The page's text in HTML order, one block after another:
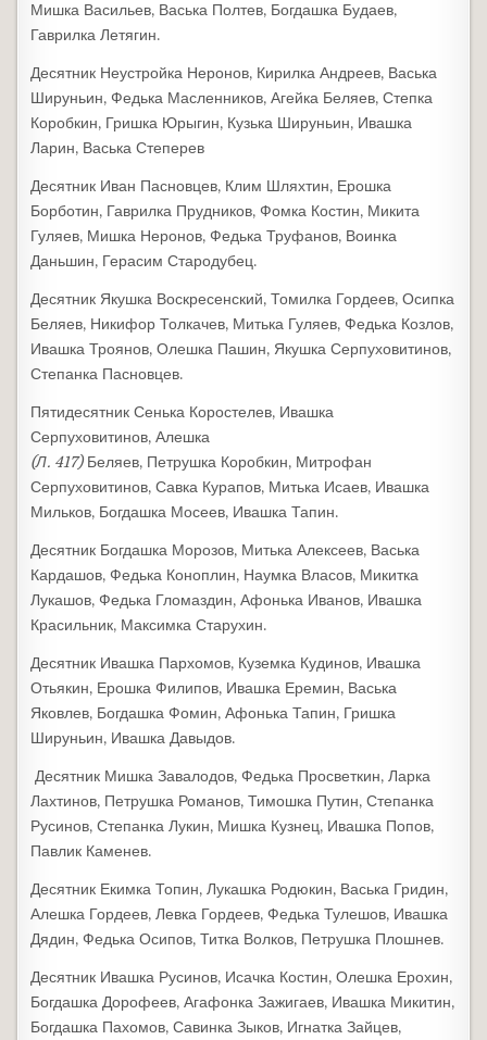
Мишка Васильев, Васька Полтев, Богдашка Будаев,
Гаврилка Летягин.
Десятник Неустройка Неронов, Кирилка Андреев, Васька
Шируньин, Федька Масленников, Агейка Беляев, Степка
Коробкин, Гришка Юрыгин, Кузька Шируньин, Ивашка
Ларин, Васька Степерев
Десятник Иван Пасновцев, Клим Шляхтин, Ерошка
Борботин, Гаврилка Прудников, Фомка Костин, Микита
Гуляев, Мишка Неронов, Федька Труфанов, Воинка
Даньшин, Герасим Стародубец.
Десятник Якушка Воскресенский, Томилка Гордеев, Осипка
Беляев, Никифор Толкачев, Митька Гуляев, Федька Козлов,
Ивашка Троянов, Олешка Пашин, Якушка Серпуховитинов,
Степанка Пасновцев.
Пятидесятник Сенька Коростелев, Ивашка
Серпуховитинов, Алешка
(Л. 417)Беляев, Петрушка Коробкин, Митрофан
Серпуховитинов, Савка Курапов, Митька Исаев, Ивашка
Мильков, Богдашка Мосеев, Ивашка Тапин.
Десятник Богдашка Морозов, Митька Алексеев, Васька
Кардашов, Федька Коноплин, Наумка Власов, Микитка
Лукашов, Федька Гломаздин, Афонька Иванов, Ивашка
Красильник, Максимка Старухин.
Десятник Ивашка Пархомов, Куземка Кудинов, Ивашка
Отьякин, Ерошка Филипов, Ивашка Еремин, Васька
Яковлев, Богдашка Фомин, Афонька Тапин, Гришка
Шируньин, Ивашка Давыдов.
Десятник Мишка Завалодов, Федька Просветкин, Ларка
Лахтинов, Петрушка Романов, Тимошка Путин, Степанка
Русинов, Степанка Лукин, Мишка Кузнец, Ивашка Попов,
Павлик Каменев.
Десятник Екимка Топин, Лукашка Родюкин, Васька Гридин,
Алешка Гордеев, Левка Гордеев, Федька Тулешов, Ивашка
Дядин, Федька Осипов, Титка Волков, Петрушка Плошнев.
Десятник Ивашка Русинов, Исачка Костин, Олешка Ерохин,
Богдашка Дорофеев, Агафонка Зажигаев, Ивашка Микитин,
Богдашка Пахомов, Савинка Зыков, Игнатка Зайцев,